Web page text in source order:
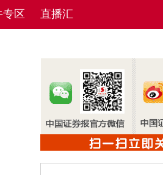
区 直播汇